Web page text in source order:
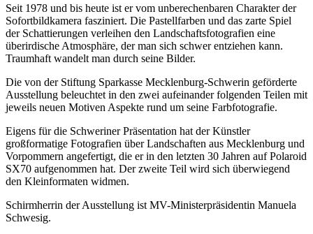
Seit 1978 und bis heute ist er vom unberechenbaren Charakter der
Sofortbildkamera fasziniert. Die Pastellfarben und das zarte Spiel
der Schattierungen verleihen den Landschaftsfotografien eine
überirdische Atmosphäre, der man sich schwer entziehen kann.
Traumhaft wandelt man durch seine Bilder.
Die von der Stiftung Sparkasse Mecklenburg-Schwerin geförderte
Ausstellung beleuchtet in den zwei aufeinander folgenden Teilen mit
jeweils neuen Motiven Aspekte rund um seine Farbfotografie.
Eigens für die Schweriner Präsentation hat der Künstler
großformatige Fotografien über Landschaften aus Mecklenburg und
Vorpommern angefertigt, die er in den letzten 30 Jahren auf Polaroid
SX70 aufgenommen hat. Der zweite Teil wird sich überwiegend
den Kleinformaten widmen.
Schirmherrin der Ausstellung ist MV-Ministerpräsidentin Manuela
Schwesig.